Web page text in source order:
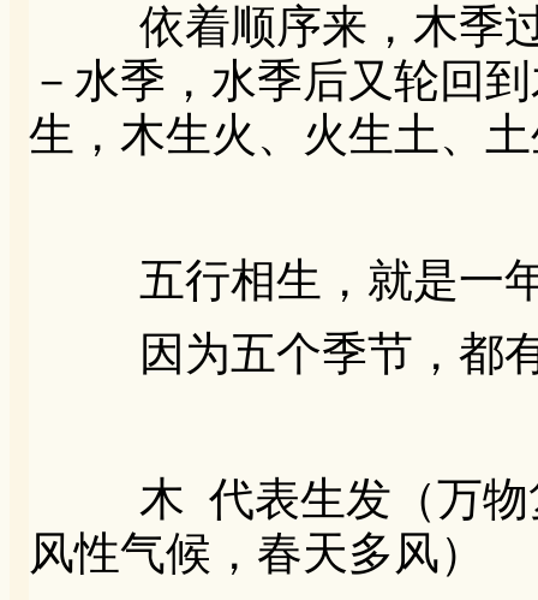
依着顺序来，木季
－水季，水季后又轮回
生，木生火、火生土、
五行相生，就是一
因为五个季节，都
木 代表生发（万物
风性气候，春天多风）